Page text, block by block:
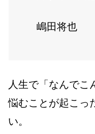
嶋田将也
人生で「なんでこ
悩むことが起こっ
い。